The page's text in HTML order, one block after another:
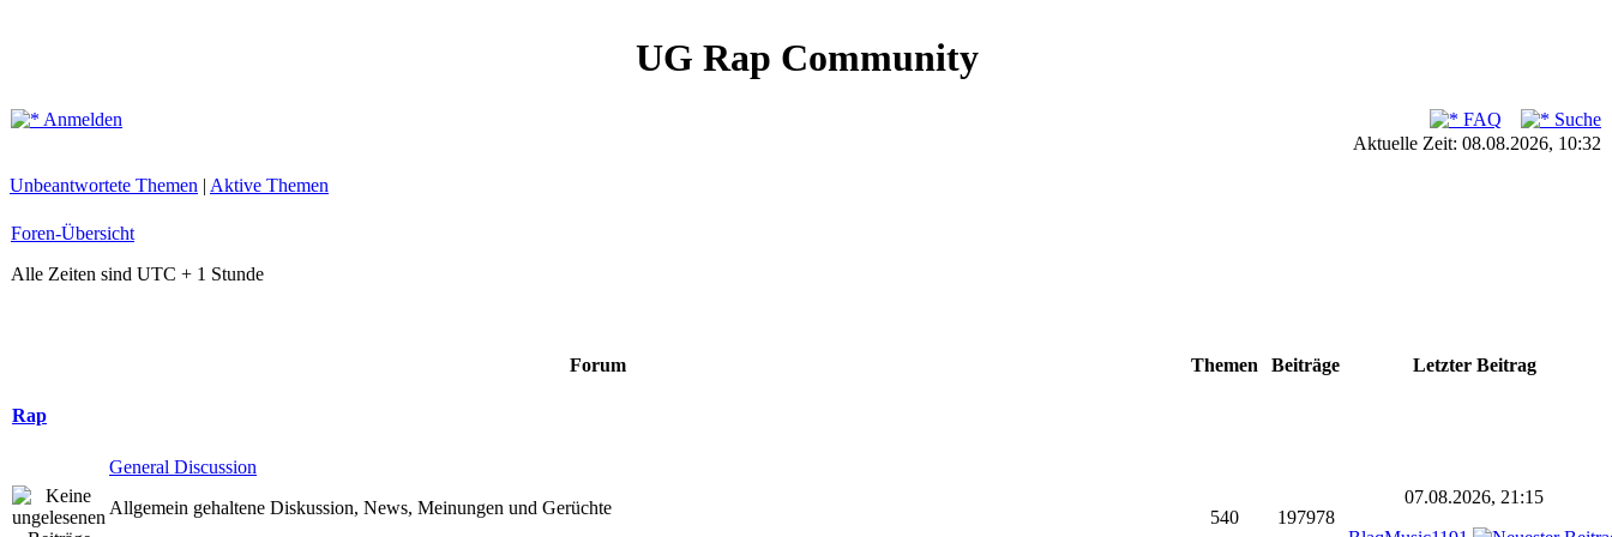
UG Rap Community
Anmelden FAQ
Suche
Aktuelle Zeit: 08.08.2026, 10:32
Unbeantwortete Themen | Aktive Themen
Foren-Übersicht
Alle Zeiten sind UTC + 1 Stunde
Forum Themen Beiträge Letzter Beitrag
Rap
General Discussion
Allgemein gehaltene Diskussion, News, Meinungen und Gerüchte
540 197978
07.08.2026, 21:15